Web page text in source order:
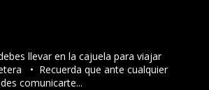
llevar en la cajuela para viajar
•⁠ ⁠Recuerda que ante cualquier
comunicarte...